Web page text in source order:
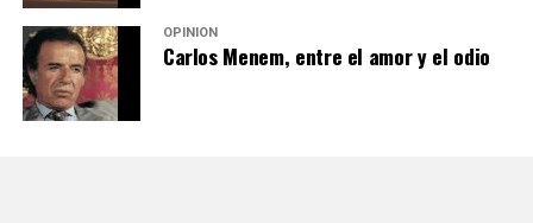
OPINIÓN
Carlos Menem, entre el amor y el odio